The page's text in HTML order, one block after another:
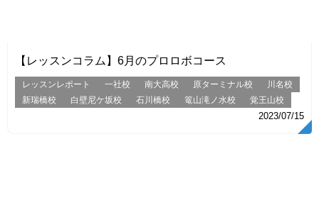
【レッスンコラム】6月のプロロボコース
レッスンレポート 一社校 南大高校 原ターミナル校
川名校
新瑞橋校
白壁尼ケ坂校 石川橋校 篭山滝ノ水校 覚王山校
2023/07/15